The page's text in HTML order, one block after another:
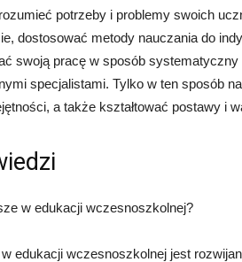
potrzeby i problemy swoich
dostosować metody nauczania do
swoją pracę w sposób
specjalistami. Tylko w ten sposób
a także kształtować postawy i
w edukacji wczesnoszkolnej?
edukacji wczesnoszkolnej jest